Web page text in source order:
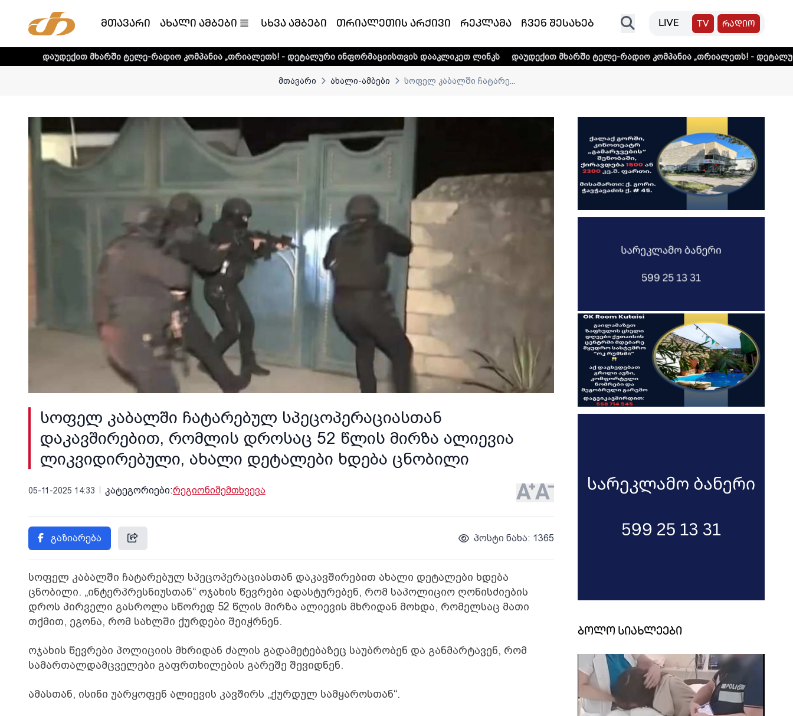
მთავარი ახალი ამბები სხვა ამბები თრიალეთის არქივი რეკლამა ჩვენ შესახებ LIVE TV რადიო
მხარში ტელე-რადიო კომპანია „თრიალეთს! - დეტალური ინფორმაციისთვის დააკლიკეთ ლინკს დაუდექით მხარში ტელე-რადიო კომპანია „თრიალეთს! - დეტალური
მთავარი ახალი-ამბები სოფელ კაბალში ჩატარე...
სოფელ კაბალში ჩატარებულ სპეცოპერაციასთან
დაკავშირებით, რომლის დროსაც 52 წლის მირზა ალიევია
ლიკვიდირებული, ახალი დეტალები ხდება ცნობილი
05-11-2025 14:33 კატეგორიები:რეგიონიშემთხვევა
გაზიარება პოსტი ნახა: 1365
სოფელ კაბალში ჩატარებულ სპეცოპერაციასთან დაკავშირებით ახალი დეტალები ხდება
ცნობილი. „ინტერპრესნიუსთან“ ოჯახის წევრები ადასტურებენ, რომ საპოლიციო ღონისძიების
დროს პირველი გასროლა სწორედ 52 წლის მირზა ალიევის მხრიდან მოხდა, რომელსაც მათი
თქმით, ეგონა, რომ სახლში ქურდები შეიჭრნენ.
ოჯახის წევრები პოლიციის მხრიდან ძალის გადამეტებაზეც საუბრობენ და განმარტავენ, რომ
სამართალდამცველები გაფრთხილების გარეშე შევიდნენ.
ამასთან, ისინი უარყოფენ ალიევის კავშირს „ქურდულ სამყაროსთან“.
ბოლო სიახლეები